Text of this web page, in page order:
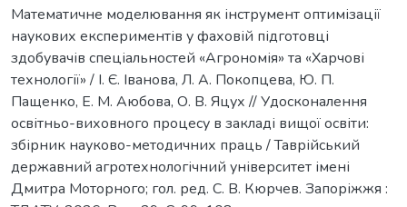
Математичне моделювання як інструмент оптимізації
наукових експериментів у фаховій підготовці
здобувачів спеціальностей «Агрономія» та «Харчові
технології» / І. Є. Іванова, Л. А. Покопцева, Ю. П.
Пащенко, Е. М. Аюбова, О. В. Яцух // Удосконалення
освітньо-виховного процесу в закладі вищої освіти:
збірник науково-методичних праць / Таврійський
державний агротехнологічний університет імені
Дмитра Моторного; гол. ред. С. В. Кюрчев. Запоріжжя :